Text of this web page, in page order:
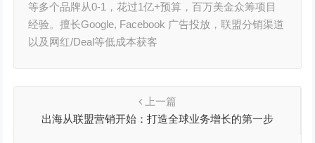
等多个品牌从0-1，花过1亿+预算，百万美金众筹项目
经验。擅长Google, Facebook 广告投放，联盟分销渠道
以及网红/Deal等低成本获客
上一篇
出海从联盟营销开始：打造全球业务增长的第一步